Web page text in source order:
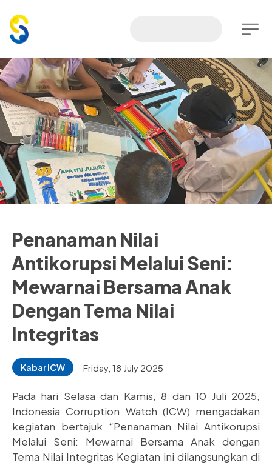
Penanaman Nilai
Antikorupsi Melalui Seni:
Mewarnai Bersama Anak
Dengan Tema Nilai
Integritas
Kabar ICW Friday, 18 July 2025
Pada hari Selasa dan Kamis, 8 dan 10 Juli 2025,
Indonesia Corruption Watch (ICW) mengadakan
kegiatan bertajuk “Penanaman Nilai Antikorupsi
Melalui Seni: Mewarnai Bersama Anak dengan
Tema Nilai Integritas Kegiatan ini dilangsungkan di